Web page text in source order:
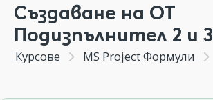
Създаване на ОТ
Подизпълнител 2 и 3
Курсове MS Project Формули